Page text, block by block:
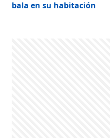
bala en su habitación